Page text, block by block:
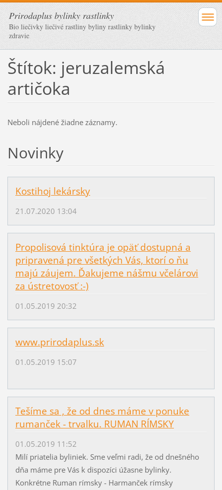
Prirodaplus bylinky rastlinky
Bio liečivky liečivé rastliny byliny rastlinky bylinky
zdravie
Štítok: jeruzalemská
artičoka
Neboli nájdené žiadne záznamy.
Novinky
Kostihoj lekársky
21.07.2020 13:04
Propolisová tinktúra je opäť dostupná a
pripravená pre všetkých Vás, ktorí o ňu
majú záujem. Ďakujeme nášmu včelárovi
za ústretovosť :-)
01.05.2019 20:32
www.prirodaplus.sk
01.05.2019 15:07
Tešíme sa , že od dnes máme v ponuke
rumanček - trvalku. RUMAN RÍMSKY
01.05.2019 11:52
Milí priatelia byliniek. Sme veľmi radi, že od dnešného
dňa máme pre Vás k dispozíci úžasne bylinky.
Konkrétne Ruman rímsky - Harmanček rímsky